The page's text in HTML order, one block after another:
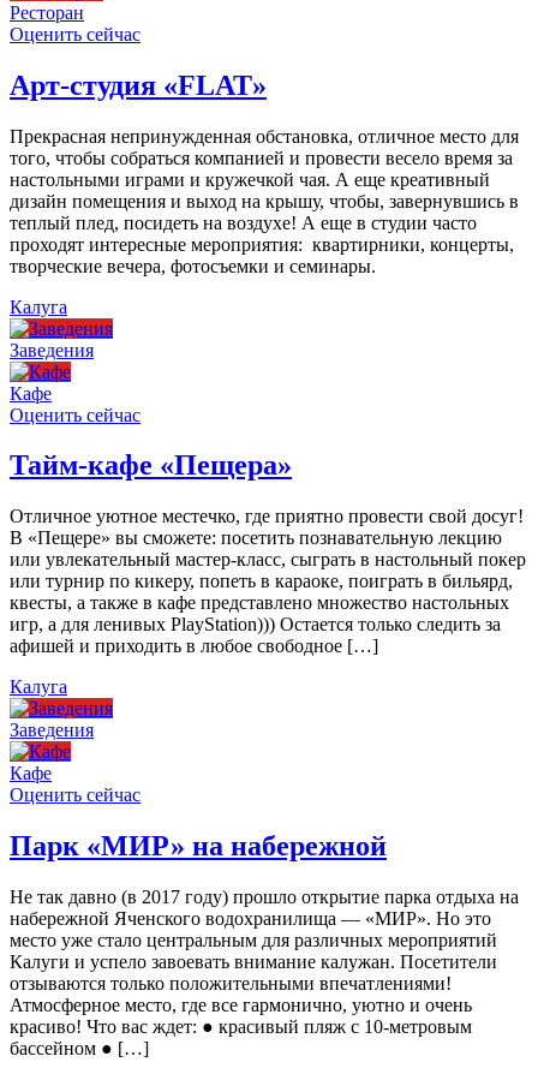
Ресторан
Оценить сейчас
Арт-студия «FLAT»
Прекрасная непринужденная обстановка, отличное место для
того, чтобы собраться компанией и провести весело время за
настольными играми и кружечкой чая. А еще креативный
дизайн помещения и выход на крышу, чтобы, завернувшись в
теплый плед, посидеть на воздухе! А еще в студии часто
проходят интересные мероприятия: квартирники, концерты,
творческие вечера, фотосъемки и семинары.
Калуга
Заведения
Кафе
Оценить сейчас
Тайм-кафе «Пещера»
Отличное уютное местечко, где приятно провести свой досуг!
В «Пещере» вы сможете: посетить познавательную лекцию
или увлекательный мастер-класс, сыграть в настольный покер
или турнир по кикеру, попеть в караоке, поиграть в бильярд,
квесты, а также в кафе представлено множество настольных
игр, а для ленивых PlayStation))) Остается только следить за
афишей и приходить в любое свободное […]
Калуга
Заведения
Кафе
Оценить сейчас
Парк «МИР» на набережной
Не так давно (в 2017 году) прошло открытие парка отдыха на
набережной Яченского водохранилища — «МИР». Но это
место уже стало центральным для различных мероприятий
Калуги и успело завоевать внимание калужан. Посетители
отзываются только положительными впечатлениями!
Атмосферное место, где все гармонично, уютно и очень
красиво! Что вас ждет: ● красивый пляж с 10-метровым
бассейном ● […]